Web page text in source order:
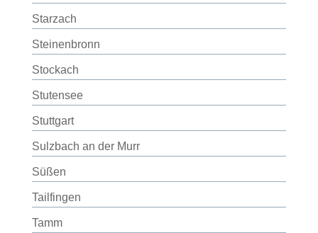
Starzach
Steinenbronn
Stockach
Stutensee
Stuttgart
Sulzbach an der Murr
Süßen
Tailfingen
Tamm